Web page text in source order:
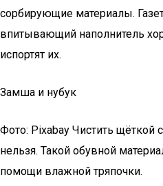
сорбирующие материалы.
впитывающий наполнитель
испортят их.
Замша и нубук
Фото: Pixabay Чистить
нельзя. Такой обувной
помощи влажной тряпочки.